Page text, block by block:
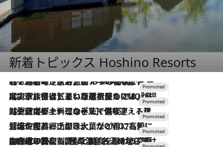
新着トピックス Hoshino Resorts
2026.8.7
【トンボの足水浴】ヒノキの香りに包まれて涼感マックス！約13℃の湧水かけ流しを避暑地「星野温泉 トンボの湯」で体験
2026.7.31
【ホテル帰省】という選択肢をOMOが提案。家族とほどよい距離を保つには「昼は実家、夜は気兼ねなくホテルで！」
2026.7.24
【夏限定ディナーコース】旬を迎える稚鮎や花ズッキーニなどをイタリア・トスカーナの郷土料理の手法で満喫！
2026.7.17
「土佐和ハーブかき氷」がOMO7高知に登場！生姜、山椒、大葉など目にも舌にも涼を呼ぶ郷土の味
2026.7.10
NEW OPEN！【界 草津】名湯の地に誕生。趣の異なる2種の温泉と上州ならではの会席・蕎麦割烹など美食を味わう究極の癒やし旅